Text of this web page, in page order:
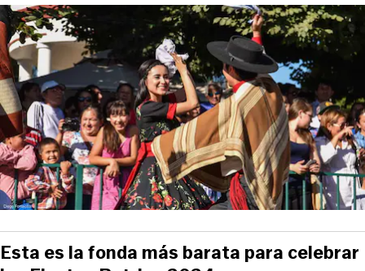
Esta es la fonda más barata para celebrar